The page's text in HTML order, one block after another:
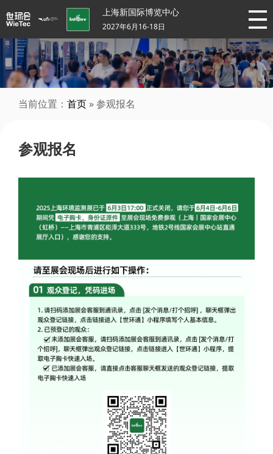
上海新国际博览中心
2027年6月16-18日
当前位置： 首页 » 参观报名
参观报名